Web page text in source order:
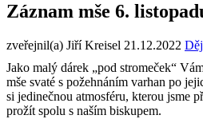
Záznam mše 6.
zveřejnil(a) Jiří Kreisel 21.12.2022
Jako malý dárek „pod stromeček“
mše svaté s požehnáním varhan po
si jedinečnou atmosféru, kterou jsme
prožít spolu s naším biskupem.